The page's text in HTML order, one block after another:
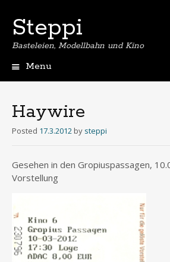
Steppi
Basteleien, Modellbahn und Kino
Menu
Haywire
Posted 17.3.2012 by steppi
Gesehen in den Gropiuspassagen,
Vorstellung